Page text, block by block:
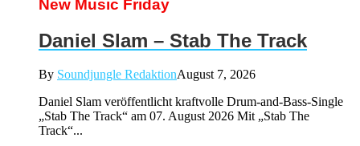
New Music Friday
Daniel Slam – Stab The Track
By Soundjungle RedaktionAugust 7, 2026
Daniel Slam veröffentlicht kraftvolle Drum-and-Bass-Single
„Stab The Track“ am 07. August 2026 Mit „Stab The
Track“...